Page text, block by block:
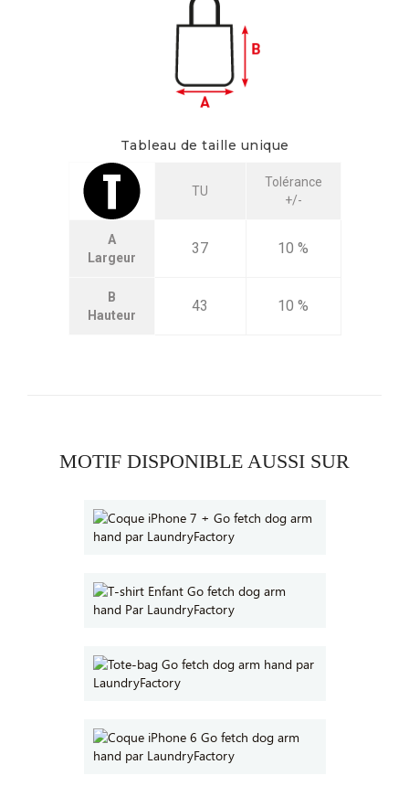
Tableau de taille unique
TU
Tolérance
+/-
A
Largeur
37 10 %
B
Hauteur
43 10 %
MOTIF DISPONIBLE AUSSI SUR